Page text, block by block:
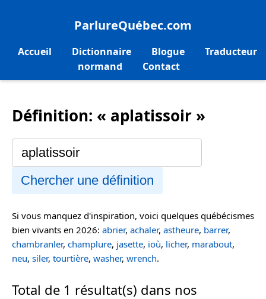
ParlureQuébec.com
Accueil Dictionnaire Blogue
Traducteur
normand
Contact
Définition: « aplatissoir »
Chercher une définition
Si vous manquez d'inspiration, voici quelques québécismes
bien vivants en 2026: abrier, achaler, astheure, barrer,
chambranler, champlure, jasette, ioù, licher, marabout,
neu, siler, tourtière, washer, wrench.
Total de 1 résultat(s) dans nos